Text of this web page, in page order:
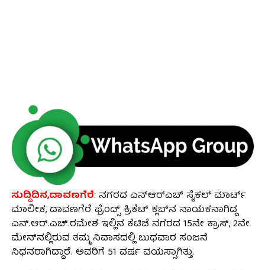
ಸುದ್ದಿದಿನ,ದಾವಣಗೆರೆ: ನಗರದ ಎನ್ಆರ್‌ಎಚ್‌ ಸೈಕಲ್ ಮಾರ್ಟ್
ಮಾಲೀಕ, ದಾವಣಗೆರೆ ಫ್ರೆಂಡ್ಸ್ ಕ್ರಿಕೆಟ್ ಕ್ಲಬ್‌ನ ನಾಯಕನಾಗಿದ್ದ
ಎನ್.ಆರ್‌.ಎಚ್‌.ರಮೇಶ ಇಲ್ಲಿನ ಕೆಟಿಜೆ ನಗರದ 15ನೇ ಕ್ರಾಸ್‌, 2ನೇ
ಮೇನ್‌ನಲ್ಲಿರುವ ತಮ್ಮ ನಿವಾಸದಲ್ಲಿ ಬುಧವಾರ ಸಂಜನೆ
ನಿಧನರಾಗಿದ್ದಾರೆ. ಅವರಿಗೆ 51 ವರ್ಷ ವಯಸ್ಸಾಗಿತ್ತು.